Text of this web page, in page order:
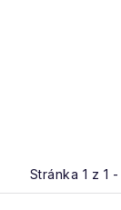
Stránka 1 z 1 -